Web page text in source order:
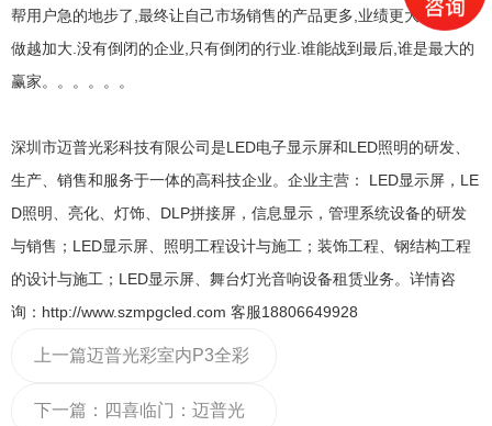
帮用户急的地步了,最终让自己市场销售的产品更多,业绩更大,企业越
做越加大.没有倒闭的企业,只有倒闭的行业.谁能战到最后,谁是最大的
赢家。。。。。。
深圳市迈普光彩科技有限公司是LED电子显示屏和LED照明的研发、
生产、销售和服务于一体的高科技企业。企业主营： LED显示屏，LE
D照明、亮化、灯饰、DLP拼接屏，信息显示，管理系统设备的研发
与销售；LED显示屏、照明工程设计与施工；装饰工程、钢结构工程
的设计与施工；LED显示屏、舞台灯光音响设备租赁业务。详情咨
询：http://www.szmpgcled.com 客服18806649928
上一篇迈普光彩室内P3全彩
LED显示屏进驻石家庄满城
下一篇： 四喜临门：迈普光